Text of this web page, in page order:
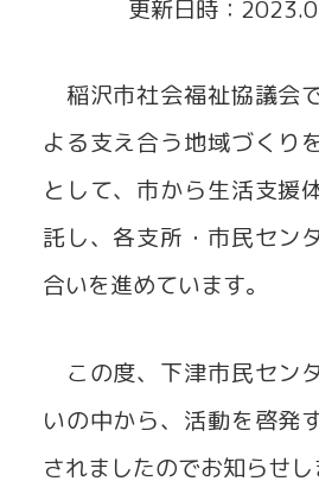
貸出事業
更新日時：
稲沢市社会福祉協議会
よる支え合う地域づくり
として、市から生活支援
託し、各支所・市民セン
合いを進めています。
この度、下津市民セン
いの中から、活動を啓発
されましたのでお知らせし